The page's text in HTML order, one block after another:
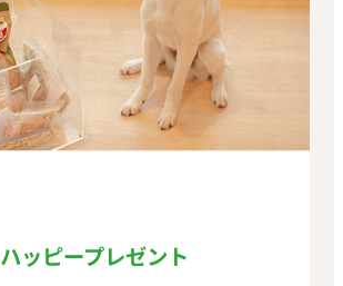
ハッピープレゼント